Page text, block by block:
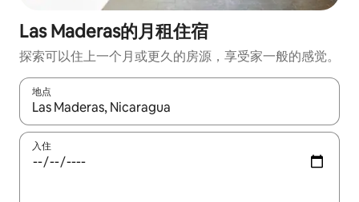
Las Maderas的月租住宿
探索可以住上一个月或更久的房源，享受家一般的感觉。
地点
如有搜索结果，请使用上下方向键查看，或通过点击或滑动手势
入住